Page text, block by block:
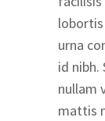
urna
id
nullam
mattis